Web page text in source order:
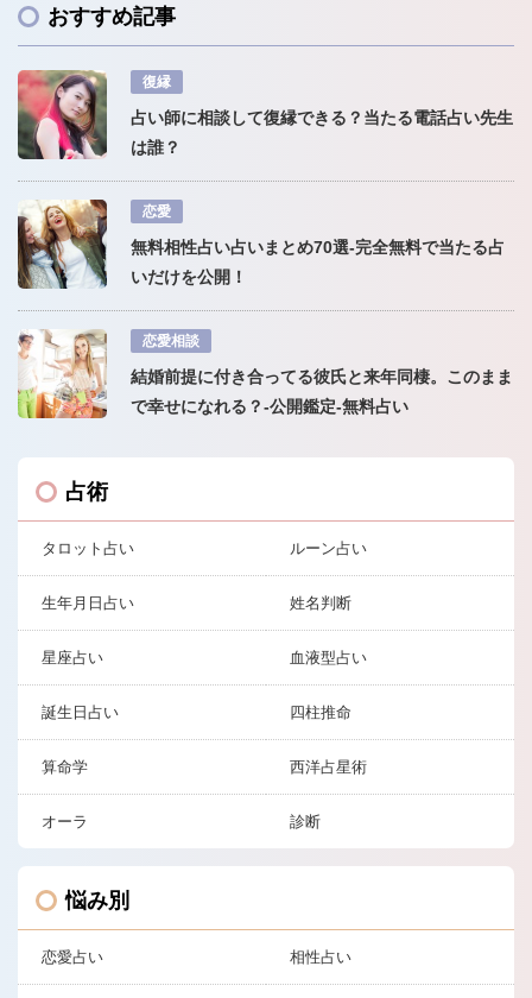
おすすめ記事
復縁
占い師に相談して復縁できる？当たる電話占い先生
は誰？
恋愛
無料相性占い占いまとめ70選-完全無料で当たる占
いだけを公開！
恋愛相談
結婚前提に付き合ってる彼氏と来年同棲。このまま
で幸せになれる？-公開鑑定-無料占い
占術
タロット占い ルーン占い
生年月日占い 姓名判断
星座占い 血液型占い
誕生日占い 四柱推命
算命学 西洋占星術
オーラ 診断
悩み別
恋愛占い 相性占い